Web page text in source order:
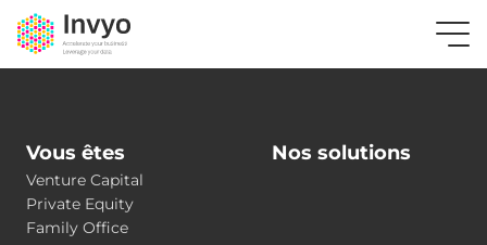
Vous êtes
Venture Capital
Private Equity
Family Office
Nos solutions